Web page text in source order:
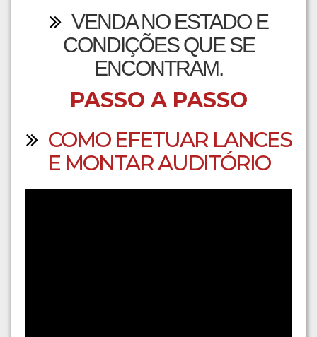
VENDA NO ESTADO E
CONDIÇÕES QUE SE
ENCONTRAM.
PASSO A PASSO
COMO EFETUAR LANCES
E MONTAR AUDITÓRIO